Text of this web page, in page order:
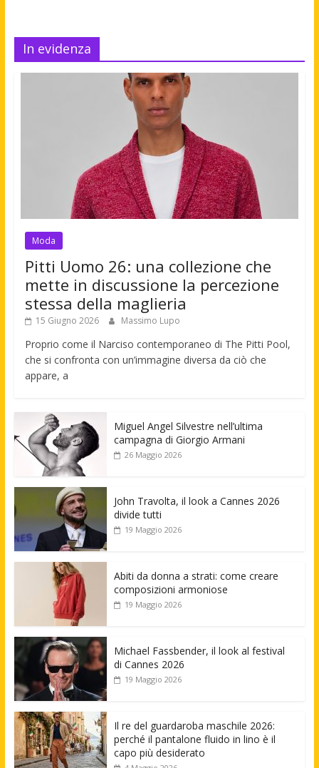
In evidenza
Moda
Pitti Uomo 26: una collezione che
mette in discussione la percezione
stessa della maglieria
15 Giugno 2026 Massimo Lupo
Proprio come il Narciso contemporaneo di The Pitti Pool,
che si confronta con un’immagine diversa da ciò che
appare, a
Miguel Angel Silvestre nell’ultima
campagna di Giorgio Armani
26 Maggio 2026
John Travolta, il look a Cannes 2026
divide tutti
19 Maggio 2026
Abiti da donna a strati: come creare
composizioni armoniose
19 Maggio 2026
Michael Fassbender, il look al festival
di Cannes 2026
19 Maggio 2026
Il re del guardaroba maschile 2026:
perché il pantalone fluido in lino è il
capo più desiderato